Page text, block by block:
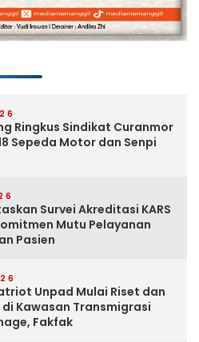
Ringkus Sindikat Curanmor
Sepeda Motor dan Senpi
Survei Akreditasi KARS
Mutu Pelayanan
Pasien
Unpad Mulai Riset dan
Kawasan Transmigrasi
Fakfak